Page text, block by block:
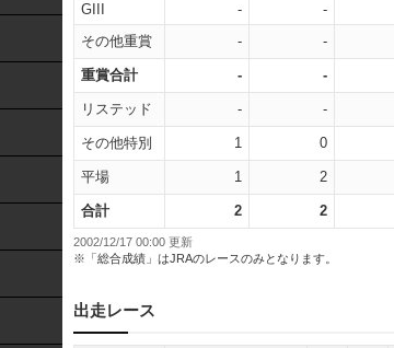
GIII
- -
その他重賞
- -
重賞合計 - -
リステッド - -
その他特別 1 0
平場 1 2
合計 2 2
2002/12/17 00:00 更新
※「総合成績」はJRAのレースのみとなります。
出走レース